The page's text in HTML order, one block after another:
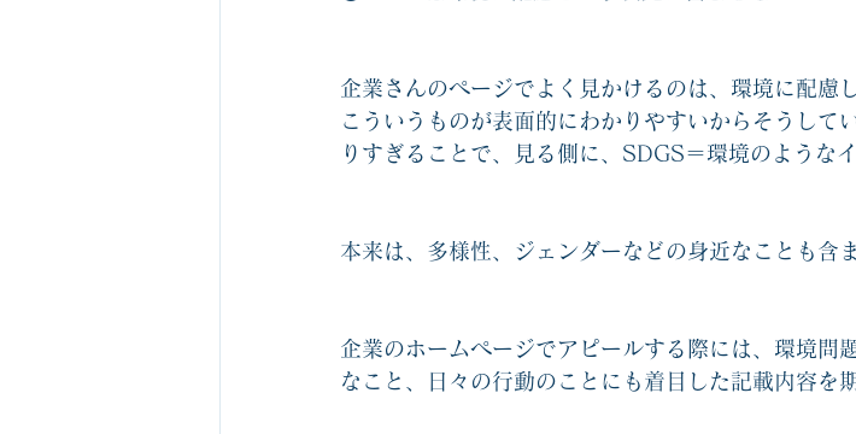
企業さんのページでよく見かけるのは、環境に配慮
こういうものが表面的にわかりやすいからそうして
りすぎることで、見る側に、SDGS＝環境のような
本来は、多様性、ジェンダーなどの身近なことも含
企業のホームページでアピールする際には、環境問
なこと、日々の行動のことにも着目した記載内容を